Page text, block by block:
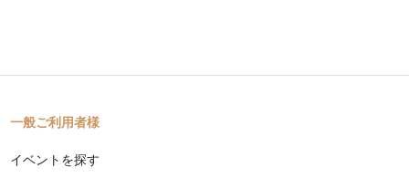
一般ご利用者様
イベントを探す